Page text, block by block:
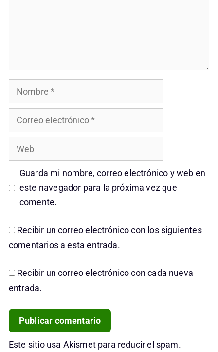
Nombre
Correo
electrónico
Web
Guarda mi nombre, correo electrónico y web en
este navegador para la próxima vez que
comente.
Recibir un correo electrónico con los siguientes
comentarios a esta entrada.
Recibir un correo electrónico con cada nueva
entrada.
Este sitio usa Akismet para reducir el spam.